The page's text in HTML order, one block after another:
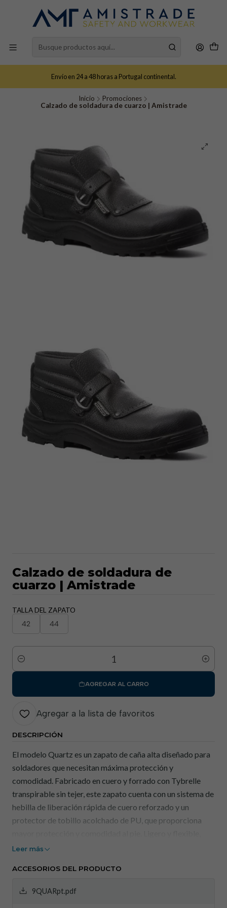
Envío en 24 a 48 horas a Portugal continental.
Inicio
Promociones
Calzado de soldadura de cuarzo | Amistrade
Calzado de soldadura de
cuarzo | Amistrade
TALLA DEL ZAPATO
42 44
Cantidad
AGREGAR AL CARRO
Agregar a la lista de favoritos
DESCRIPCIÓN
El modelo Quartz es un zapato de caña alta diseñado para
soldadores que necesitan máxima protección y
comodidad. Fabricado en cuero y forrado con Tybrelle
transpirable sin tejer, este zapato cuenta con un sistema de
hebilla de liberación rápida de cuero reforzado y un
protector de tobillo acolchado de PU, que proporciona
cuenta con una puntera de composite y una suela textil
hidrocarburos y ofrece un excelente agarre en suelos de
cerámica, lo que hace que el Quartz sea tan cómodo como
Leer más
ACCESORIOS DEL PRODUCTO
9QUARpt.pdf